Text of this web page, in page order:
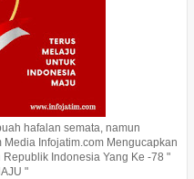
hafalan semata, namun
Infojatim.com Mengucapkan
Indonesia Yang Ke -78 "
"